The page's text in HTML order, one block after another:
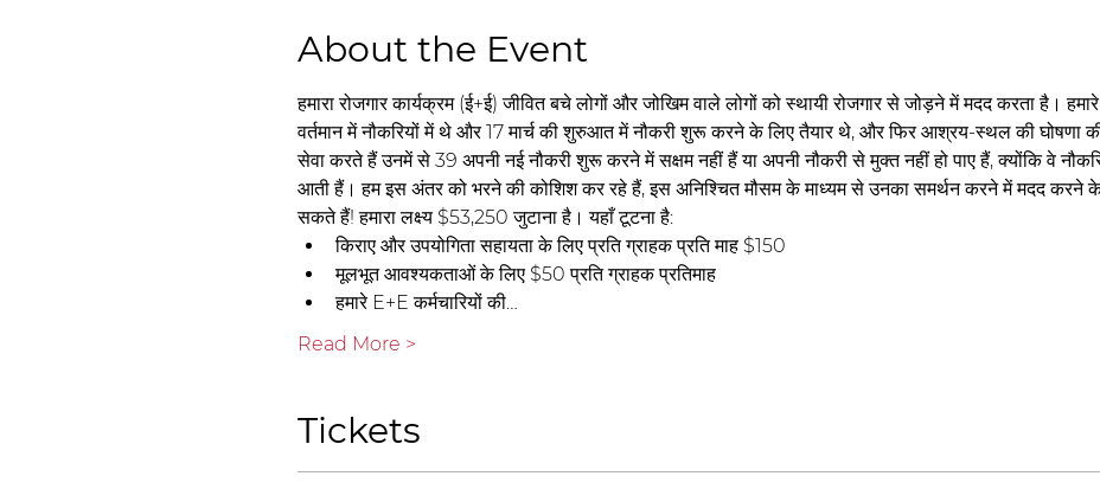
About the Event
हमारा रोजगार कार्यक्रम (ई+ई) जीवित बचे लोगों और जोखिम वाले लोगों को स्थायी रोजगार से जोड़ने में मदद करता है।
वर्तमान में नौकरियों में थे और 17 मार्च की शुरुआत में नौकरी शुरू करने के लिए तैयार थे, और फिर आश्रय-स्थल की घोषणा
सेवा करते हैं उनमें से 39 अपनी नई नौकरी शुरू करने में सक्षम नहीं हैं या अपनी नौकरी से मुक्त नहीं हो पाए हैं, क्योंकि वे
आती हैं। हम इस अंतर को भरने की कोशिश कर रहे हैं, इस अनिश्चित मौसम के माध्यम से उनका समर्थन करने में मदद
सकते हैं! हमारा लक्ष्य $53,250 जुटाना है। यहाँ टूटना है:
किराए और उपयोगिता सहायता के लिए प्रति ग्राहक प्रति माह $150
मूलभूत आवश्यकताओं के लिए $50 प्रति ग्राहक प्रतिमाह
हमारे E+E कर्मचारियों की…
Read More >
Tickets